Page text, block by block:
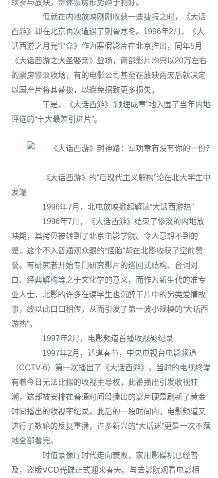
续参与放映，整体票房形势趋于利好。
但就在内地放映刚刚收获一些捷报之时，《大话
西游》却在北京再次遭遇了刺骨寒冬。1996年2月，《大
话西游之月光宝盒》作为寒假影片在北京推出，同年5月
《大话西游之大圣娶亲》登场，两部影片均只以20万左右
的票房惨淡收场，有的电影公司甚至在放映两天后就决定
以国产片将其替换，以避免招致更多损失。
于是，《大话西游》“顺理成章”地入围了当年内地
评选的“十大最差引进片”。
《大话西游》的“后现代主义解构”论在北大学生中
发端
1996年7月，北电放映掀起解读“大话西游热”
1996年7月，《大话西游》结束了惨淡的内地放
映期，其拷贝被转到了北京电影学院。令人意想不到的
是，这个不入普通观众眼的“怪胎”却在北影收获了空前赞
誉。有研究者开始专门研究影片的巡回式结构、台词对
白、经典解构等之于文化学的意义，而作为新生代的准专
业人士，北影的许多在读学生也沉醉于片中的另类爱情故
事，故以此口口相传，从而引发了第一波小规模的“大话西
游热”。
1997年2月，电影频道首播收视破纪录
1997年2月，适逢春节，中央电视台电影频道
（CCTV-6）第一次播出了《大话西游》。当时的电视终端
有着今日无法比拟的收视主导权，此番播出引发收视狂
潮，这部被安排在普通时间段播出的影片硬是刷新了黄金
时间播出的收视率纪录。此后的一段时间内，电影频道又
进行了数轮的反复重播，许多新兴的“大话迷”更是一次不落
地全部看完。
时值录像厅时代走向衰败，家用影碟机已经普
及，盗版VCD光碟正式迎来春天。与去影院观看电影相